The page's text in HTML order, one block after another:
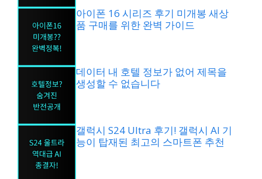
아이폰 16 시리즈 후기 미개봉 새상
품 구매를 위한 완벽 가이드
데이터 내 호텔 정보가 없어 제목을
생성할 수 없습니다
갤럭시 S24 Ultra 후기! 갤럭시 AI 기
능이 탑재된 최고의 스마트폰 추천